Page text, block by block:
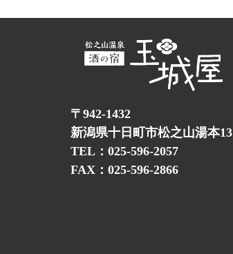
〒942-1432
新潟県十日町市松之山湯本13
TEL：025-596-2057
FAX：025-596-2866